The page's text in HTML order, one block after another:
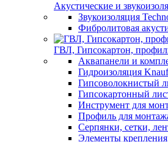
Акустические и
Звукоизоляция
Фибролитовая
ГВЛ, Гипсокартон,
Аквапанели и
Гидроизоляция Knauf
Гипсоволокнистый
Гипсокартонный
Инструмент для
Профиль для
Серпянки, сетки,
Элементы